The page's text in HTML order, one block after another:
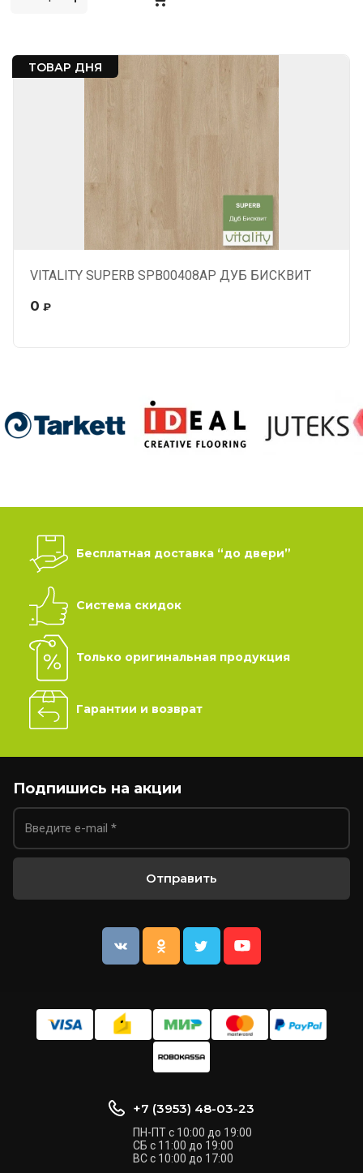
ТОВАР ДНЯ
VITALITY SUPERB SPB00408AP ДУБ БИСКВИТ
0 ₽
Бесплатная доставка “до двери”
Система скидок
Только оригинальная продукция
Гарантии и возврат
Подпишись на акции
Отправить
+7 (3953) 48-03-23
ПН-ПТ с 10:00 до 19:00
СБ с 11:00 до 19:00
ВС с 10:00 до 17:00